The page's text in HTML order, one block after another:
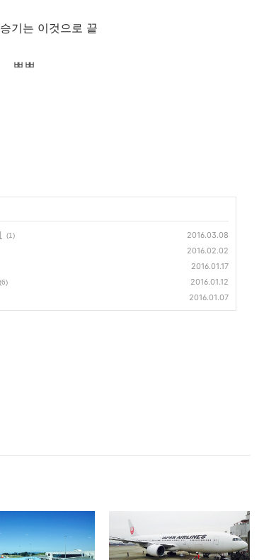
기는 이것으로 끝
ㅃㅃ
(1)
2016.03.08
2016.02.02
2016.01.17
(6)
2016.01.12
2016.01.07